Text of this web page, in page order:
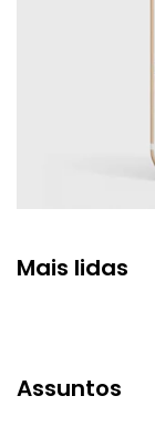
Mais lidas
Assuntos